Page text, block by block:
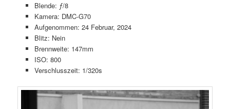
Blende: ƒ/8
Kamera: DMC-G70
Aufgenommen: 24 Februar, 2024
Blitz: Nein
Brennweite: 147mm
ISO: 800
Verschlusszeit: 1/320s